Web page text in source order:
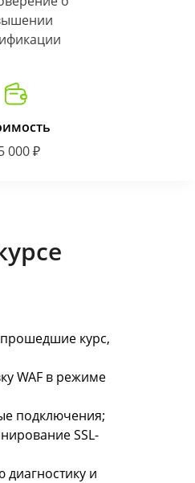
000 ₽
курс,
WAF в режиме
подключения;
SSL-
диагностику и